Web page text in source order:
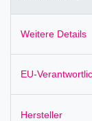
Weitere Details
EU-
Hersteller